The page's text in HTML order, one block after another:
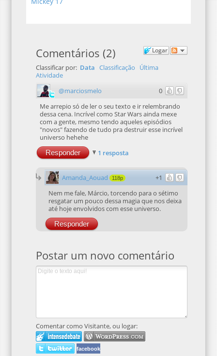
Logar
Comentários (2)
Classificar por: Data Classificação
Última
Atividade
0
@marciosmelo
Me arrepio só de ler o seu texto e ir relembrando
dessa cena. Incrível como Star Wars ainda mexe
com a gente, mesmo tendo aqueles episódios
"novos" fazendo de tudo pra destruir esse incrível
universo hehehe
Responder 1 resposta
+1
Amanda_Aouad 118p
Nem me fale, Márcio, torcendo para o sétimo
resgatar um pouco dessa magia que nos deixa
até hoje envolvidos com esse universo.
Responder
Postar um novo comentário
Comentar como Visitante, ou logar:
facebook